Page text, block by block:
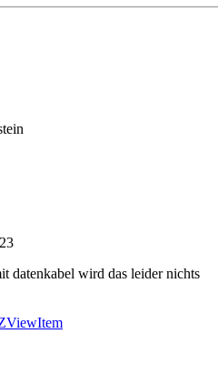
datenkabel wird das leider nichts